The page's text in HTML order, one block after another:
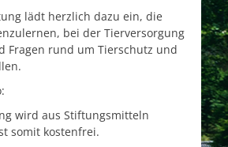
lädt herzlich dazu ein, die
bei der Tierversorgung
Fragen rund um Tierschutz und
wird aus Stiftungsmitteln
somit kostenfrei.